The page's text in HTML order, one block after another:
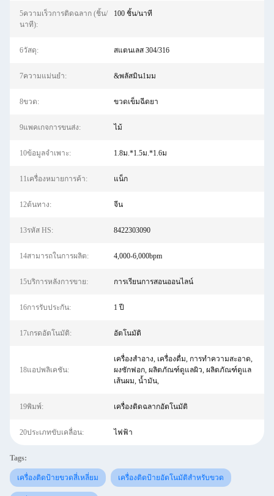
5ความเร็วการติดฉลาก (ชิ้น/
นาที):
100 ชิ้น/นาที
6วัสดุ: สแตนเลส 304/316
7ความแม่นยำ: &พลัสมิน1มม
8ขวด: ขวดเข็มฉีดยา
9แพคเกจการขนส่ง: ไม้
10ข้อมูลจำเพาะ: 1.8ม.*1.5ม.*1.6ม
11เครื่องหมายการค้า: แน็ก
12ต้นทาง: จีน
13รหัส HS: 8422303090
14สามารถในการผลิต: 4,000-6,000bpm
15บริการหลังการขาย: การเรียนการสอนออนไลน์
16การรับประกัน: 1 ปี
17เกรดอัตโนมัติ: อัตโนมัติ
18แอปพลิเคชัน:
เครื่องสำอาง, เครื่องดื่ม, การทำความสะอาด,
ผงซักฟอก, ผลิตภัณฑ์ดูแลผิว, ผลิตภัณฑ์ดูแล
เส้นผม, น้ำมัน,
19พิมพ์: เครื่องติดฉลากอัตโนมัติ
20ประเภทขับเคลื่อน: ไฟฟ้า
Tags:
เครื่องติดป้ายขวดสี่เหลี่ยม เครื่องติดป้ายอัตโนมัติสําหรับขวด